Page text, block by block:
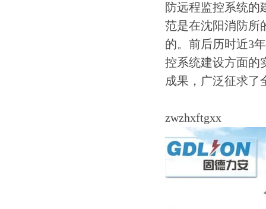
防远程监控系统的
范是在沈阳消防所
的。前后历时近3
控系统建设方面的
成果，广泛征求了
zwzhxftgxx